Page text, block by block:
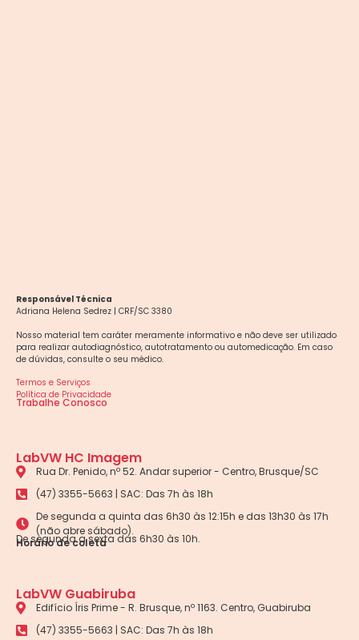
Responsável Técnica
Adriana Helena Sedrez | CRF/SC 3380
Nosso material tem caráter meramente informativo e não deve ser utilizado
para realizar autodiagnóstico, autotratamento ou automedicação. Em caso
de dúvidas, consulte o seu médico.
Termos e Serviços
Política de Privacidade
Trabalhe Conosco
LabVW HC Imagem
Rua Dr. Penido, nº 52. Andar superior - Centro, Brusque/SC
(47) 3355-5663 | SAC: Das 7h às 18h
De segunda a quinta das 6h30 às 12:15h e das 13h30 às 17h
(não abre sábado).
Horário de coleta
De segunda a sexta das 6h30 às 10h.
LabVW Guabiruba
Edifício Íris Prime - R. Brusque, nº 1163. Centro, Guabiruba
(47) 3355-5663 | SAC: Das 7h às 18h